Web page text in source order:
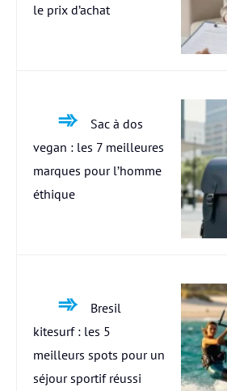
le prix d’achat
Sac à dos
vegan : les 7 meilleures
marques pour l’homme
éthique
Bresil
kitesurf : les 5
meilleurs spots pour un
séjour sportif réussi